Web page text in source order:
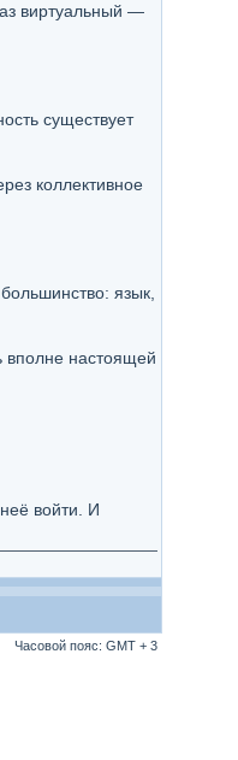
виртуальный —
существует
коллективное
язык,
вполне настоящей
войти. И
Часовой пояс: GMT + 3